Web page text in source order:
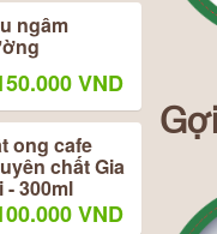
ngâm
VND
ong cafe
chất Gia
- 300ml
VND